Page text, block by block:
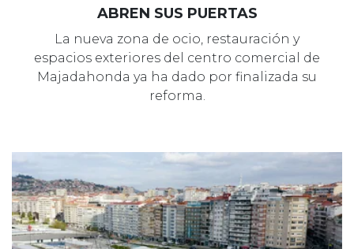
ABREN SUS PUERTAS
La nueva zona de ocio, restauración y
espacios exteriores del centro comercial de
Majadahonda ya ha dado por finalizada su
reforma.